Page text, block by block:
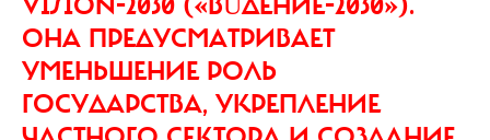
ОНА ПРЕДУСМАТРИВАЕТ
УМЕНЬШЕНИЕ РОЛЬ
ГОСУДАРСТВА, УКРЕПЛЕНИЕ